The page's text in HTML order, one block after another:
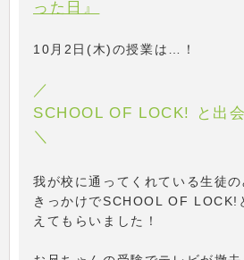
った日』
10月2日(木)の授業は…！
／
SCHOOL OF LOCK! と出
＼
我が校に通ってくれている生徒
きっかけでSCHOOL OF LOCK!
えてもらいました！